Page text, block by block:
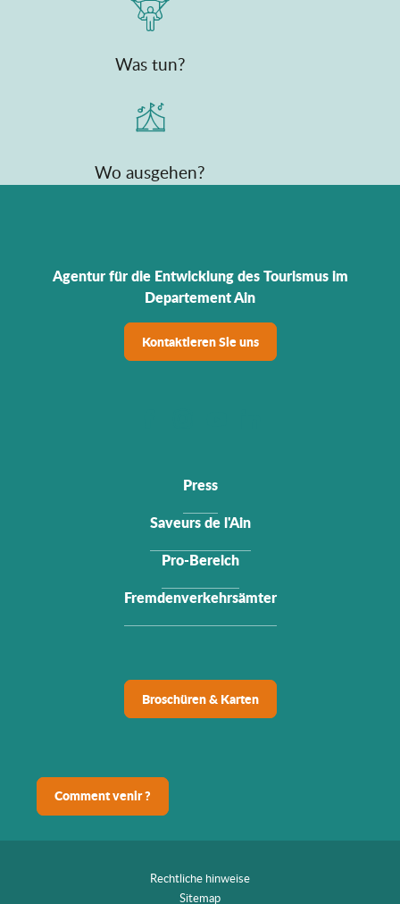
Was tun?
Wo ausgehen?
Agentur für die Entwicklung des Tourismus im
Departement Ain
Kontaktieren Sie uns
Press
Saveurs de l'Ain
Pro-Bereich
Fremdenverkehrsämter
Broschüren & Karten
Comment venir ?
Rechtliche hinweise
Sitemap